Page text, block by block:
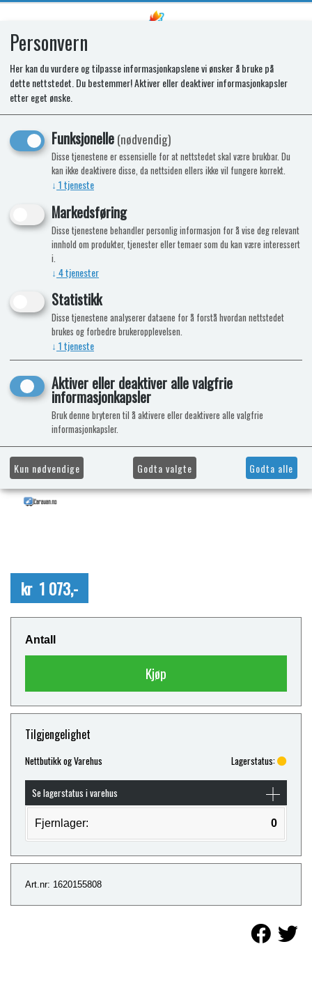
SPARES KIT - TAP. STRAIGHT.
BYP0.36. BLUE. COAXIAL
kr 1 073,-
Antall
Kjøp
Tilgjengelighet
Nettbutikk og Varehus Lagerstatus:
Se lagerstatus i varehus
Fjernlager: 0
Art.nr: 1620155808
Personvern
Her kan du vurdere og tilpasse informasjonkapslene vi ønsker å bruke på
dette nettstedet. Du bestemmer! Aktiver eller deaktiver informasjonkapsler
etter eget ønske.
Funksjonelle(nødvendig)
Disse tjenestene er essensielle for at nettstedet skal være brukbar. Du
kan ikke deaktivere disse, da nettsiden ellers ikke vil fungere korrekt.
↓ 1tjeneste
Markedsføring
Disse tjenestene behandler personlig informasjon for å vise deg relevant
innhold om produkter, tjenester eller temaer som du kan være interessert
i.
↓ 4tjenester
Statistikk
Disse tjenestene analyserer dataene for å forstå hvordan nettstedet
brukes og forbedre brukeropplevelsen.
↓ 1tjeneste
Aktiver eller deaktiver alle valgfrie
informasjonkapsler
Bruk denne bryteren til å aktivere eller deaktivere alle valgfrie
informasjonkapsler.
Kun nødvendige Godta valgte Godta alle